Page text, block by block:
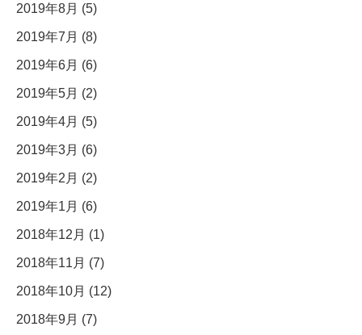
2019年8月 (5)
2019年7月 (8)
2019年6月 (6)
2019年5月 (2)
2019年4月 (5)
2019年3月 (6)
2019年2月 (2)
2019年1月 (6)
2018年12月 (1)
2018年11月 (7)
2018年10月 (12)
2018年9月 (7)